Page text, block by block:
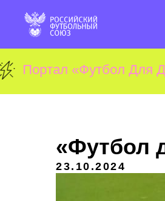
«Футбол Для Девочек»
«Футбол
23.10.2024